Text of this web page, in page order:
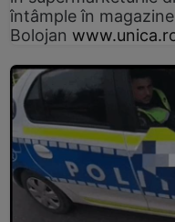
întâmple în
Bolojan